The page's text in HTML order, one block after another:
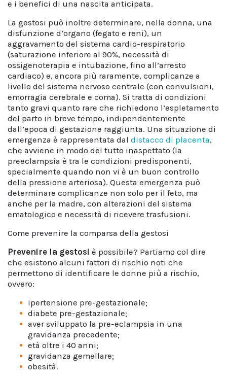
e i benefici di una nascita anticipata.
La gestosi può inoltre determinare, nella donna, una
disfunzione d’organo (fegato e reni), un
aggravamento del sistema cardio-respiratorio
(saturazione inferiore al 90%, necessità di
ossigenoterapia e intubazione, fino all’arresto
cardiaco) e, ancora più raramente, complicanze a
livello del sistema nervoso centrale (con convulsioni,
emorragia cerebrale e coma). Si tratta di condizioni
tanto gravi quanto rare che richiedono l’espletamento
del parto in breve tempo, indipendentemente
dall’epoca di gestazione raggiunta. Una situazione di
emergenza è rappresentata dal distacco di placenta,
che avviene in modo del tutto inaspettato (la
preeclampsia è tra le condizioni predisponenti,
specialmente quando non vi è un buon controllo
della pressione arteriosa). Questa emergenza può
determinare complicanze non solo per il feto, ma
anche per la madre, con alterazioni del sistema
ematologico e necessità di ricevere trasfusioni.
Come prevenire la comparsa della gestosi
Prevenire la gestosi è possibile? Partiamo col dire
che esistono alcuni fattori di rischio noti che
permettono di identificare le donne più a rischio,
ovvero:
ipertensione pre-gestazionale;
diabete pre-gestazionale;
aver sviluppato la pre-eclampsia in una
gravidanza precedente;
età oltre i 40 anni;
gravidanza gemellare;
obesità.